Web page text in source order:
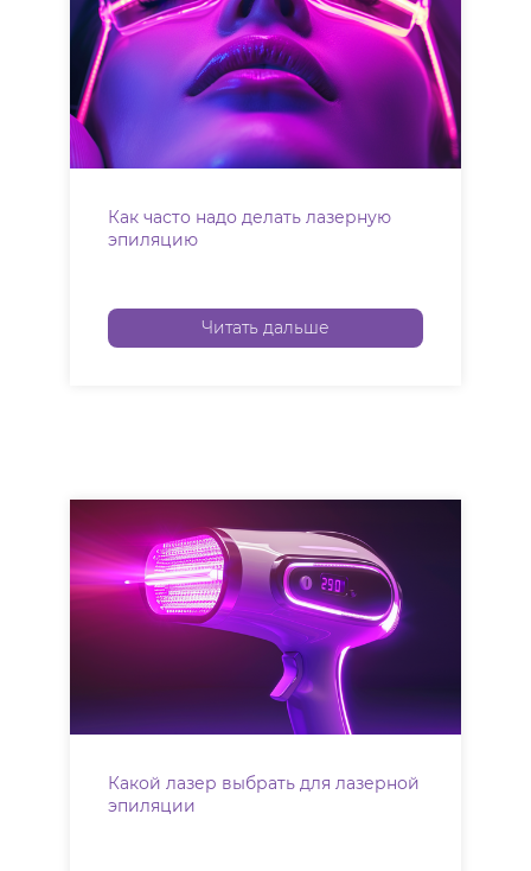
Как часто надо делать лазерную
эпиляцию
Читать дальше
Какой лазер выбрать для лазерной
эпиляции